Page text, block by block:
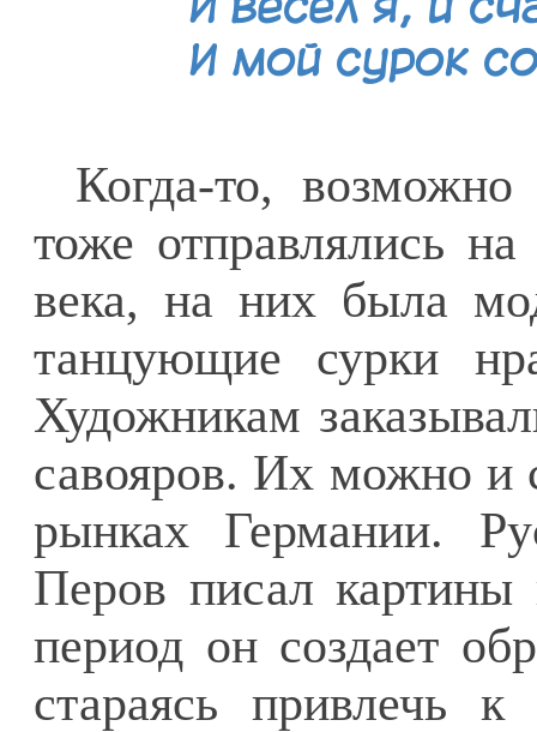
И весел я, и
И мой сурок
Когда-то,
тоже отправлялись
века, на них была
танцующие сурки
Художникам
савояров. Их можно и
рынках Германии.
Перов писал
период он создает
стараясь привлечь